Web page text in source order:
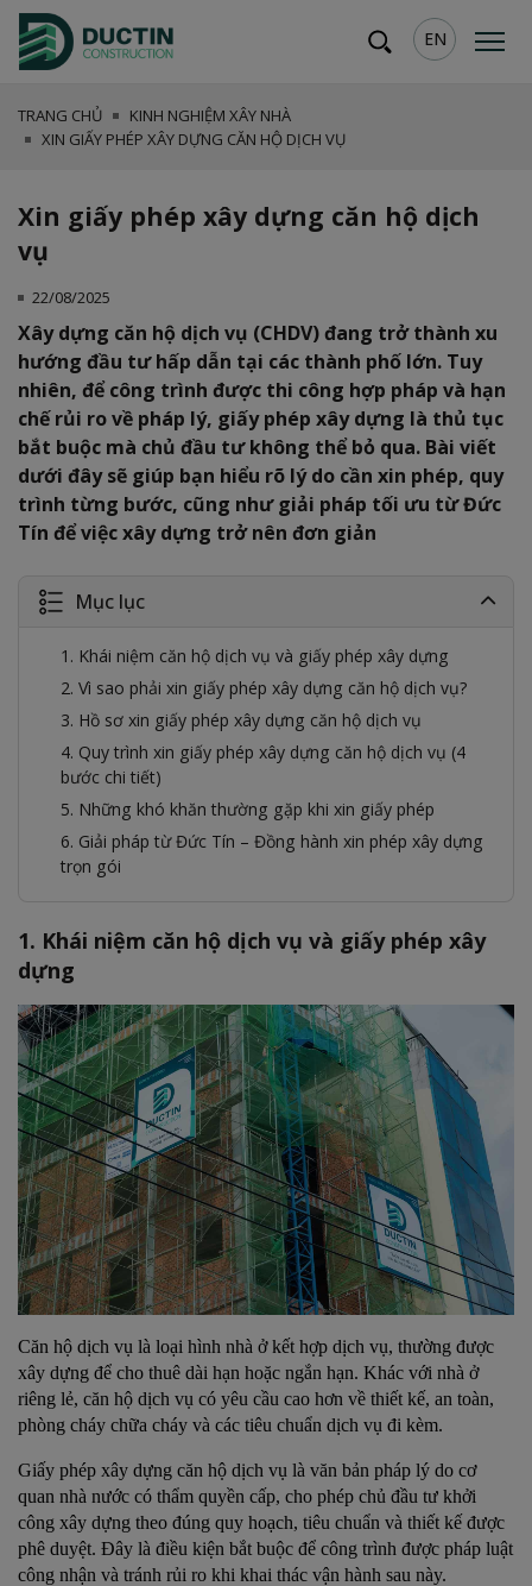
EN
TRANG CHỦ
KINH NGHIỆM XÂY NHÀ
XIN GIẤY PHÉP XÂY DỰNG CĂN HỘ DỊCH VỤ
Xin giấy phép xây dựng căn hộ dịch
vụ
22/08/2025
Xây dựng căn hộ dịch vụ (CHDV) đang trở thành xu
hướng đầu tư hấp dẫn tại các thành phố lớn. Tuy
nhiên, để công trình được thi công hợp pháp và hạn
chế rủi ro về pháp lý, giấy phép xây dựng là thủ tục
bắt buộc mà chủ đầu tư không thể bỏ qua. Bài viết
dưới đây sẽ giúp bạn hiểu rõ lý do cần xin phép, quy
trình từng bước, cũng như giải pháp tối ưu từ Đức
Tín để việc xây dựng trở nên đơn giản
Mục lục
1. Khái niệm căn hộ dịch vụ và giấy phép xây dựng
2. Vì sao phải xin giấy phép xây dựng căn hộ dịch vụ?
3. Hồ sơ xin giấy phép xây dựng căn hộ dịch vụ
4. Quy trình xin giấy phép xây dựng căn hộ dịch vụ (4
bước chi tiết)
5. Những khó khăn thường gặp khi xin giấy phép
6. Giải pháp từ Đức Tín – Đồng hành xin phép xây dựng
trọn gói
1. Khái niệm căn hộ dịch vụ và giấy phép xây
dựng
Căn hộ dịch vụ là loại hình nhà ở kết hợp dịch vụ, thường được
xây dựng để cho thuê dài hạn hoặc ngắn hạn. Khác với nhà ở
riêng lẻ, căn hộ dịch vụ có yêu cầu cao hơn về thiết kế, an toàn,
phòng cháy chữa cháy và các tiêu chuẩn dịch vụ đi kèm.
Giấy phép xây dựng căn hộ dịch vụ là văn bản pháp lý do cơ
quan nhà nước có thẩm quyền cấp, cho phép chủ đầu tư khởi
công xây dựng theo đúng quy hoạch, tiêu chuẩn và thiết kế được
phê duyệt. Đây là điều kiện bắt buộc để công trình được pháp luật
công nhận và tránh rủi ro khi khai thác vận hành sau này.